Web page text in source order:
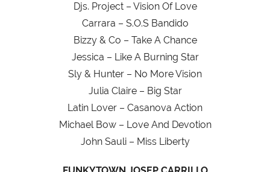
Djs. Project – Vision Of Love
Carrara – S.O.S Bandido
Bizzy & Co – Take A Chance
Jessica – Like A Burning Star
Sly & Hunter – No More Vision
Julia Claire – Big Star
Latin Lover – Casanova Action
Michael Bow – Love And Devotion
John Sauli – Miss Liberty